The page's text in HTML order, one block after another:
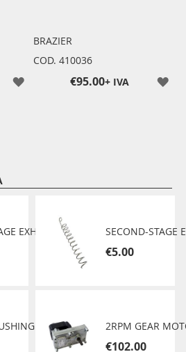
BRAZIER
COD. 410036
+ IVA
€95.00
€5.00
€102.00